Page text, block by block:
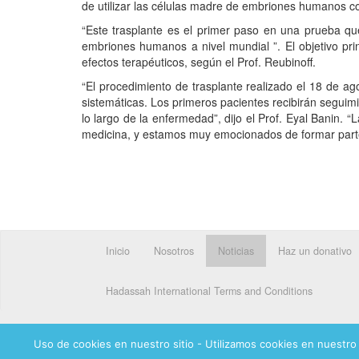
de utilizar las células madre de embriones humanos
“Este trasplante es el primer paso en una prueba
embriones humanos a nivel mundial ”. El objetivo
efectos terapéuticos, según el Prof. Reubinoff.
“El procedimiento de trasplante realizado el 18 de
sistemáticas. Los primeros pacientes recibirán
lo largo de la enfermedad”, dijo el Prof. Eyal Banin.
medicina, y estamos muy emocionados de formar
Inicio Nosotros Noticias Haz un donativo
Hadassah International Terms and Conditions
Uso de cookies en nuestro sitio - Utilizamos cookies en